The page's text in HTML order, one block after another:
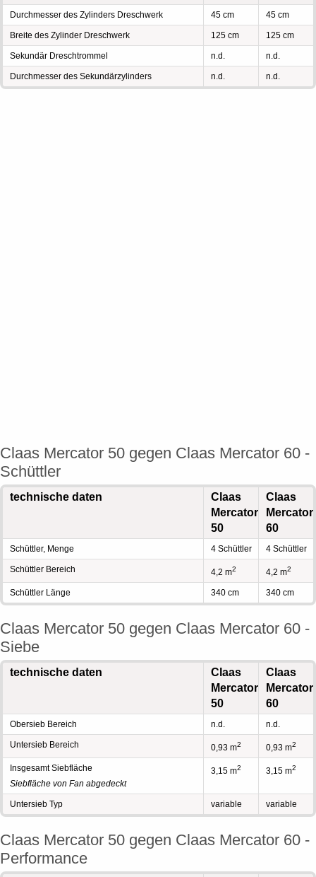
Durchmesser des Zylinders Dreschwerk 45 cm 45 cm
Breite des Zylinder Dreschwerk 125 cm 125 cm
Sekundär Dreschtrommel n.d. n.d.
Durchmesser des Sekundärzylinders n.d. n.d.
Claas Mercator 50 gegen Claas Mercator 60 -
Schüttler
technische daten
Claas
Mercator
50
Claas
Mercator
60
Schüttler, Menge 4 Schüttler 4 Schüttler
Schüttler Bereich 4,2 m2 4,2 m2
Schüttler Länge 340 cm 340 cm
Claas Mercator 50 gegen Claas Mercator 60 -
Siebe
technische daten
Claas
Mercator
50
Claas
Mercator
60
Obersieb Bereich n.d. n.d.
Untersieb Bereich 0,93 m2 0,93 m2
Insgesamt Siebfläche
Siebfläche von Fan abgedeckt
3,15 m2 3,15 m2
Untersieb Typ variable variable
Claas Mercator 50 gegen Claas Mercator 60 -
Performance